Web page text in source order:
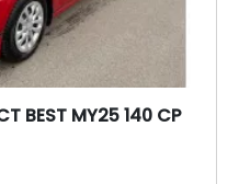
BEST MY25 140 CP